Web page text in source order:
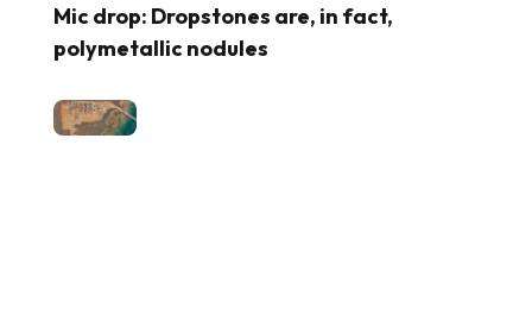
Mic drop: Dropstones are, in fact,
polymetallic nodules